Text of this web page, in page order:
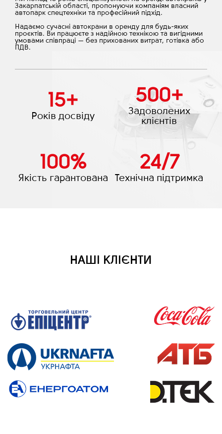
Закарпатській області, пропонуючи компаніям власний
автопарк спецтехніки та професійний підхід.
Надаємо сучасні автокрани в оренду для будь-яких
проєктів. Ви працюєте з надійною технікою та вигідними
умовами співпраці — без прихованих витрат, готівка або
ПДВ.
15+
Років досвіду
500+
Задоволених
клієнтів
100%
Якість гарантована
24/7
Технічна підтримка
НАШІ КЛІЄНТИ